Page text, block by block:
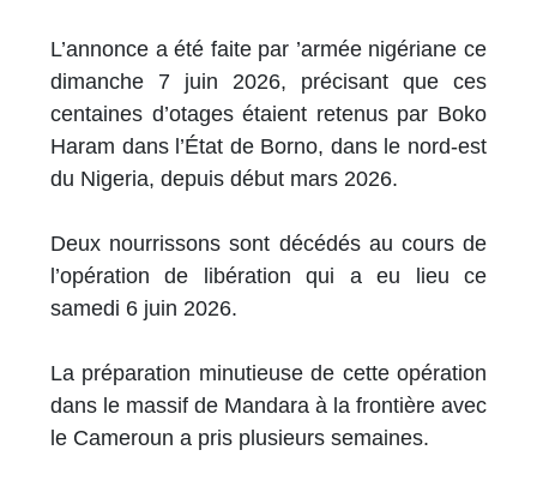
L’annonce a été faite par ’armée nigériane ce
dimanche 7 juin 2026, précisant que ces
centaines d’otages étaient retenus par Boko
Haram dans l’État de Borno, dans le nord-est
du Nigeria, depuis début mars 2026.
Deux nourrissons sont décédés au cours de
l’opération de libération qui a eu lieu ce
samedi 6 juin 2026.
La préparation minutieuse de cette opération
dans le massif de Mandara à la frontière avec
le Cameroun a pris plusieurs semaines.